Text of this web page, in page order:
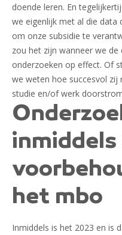
doende leren. En
we eigenlijk met al die data
om onze subsidie te
zou het zijn wanneer we
onderzoeken op effect. Of
we weten hoe succesvol zij
studie en/of werk
het mbo
Inmiddels is het 2023 en is